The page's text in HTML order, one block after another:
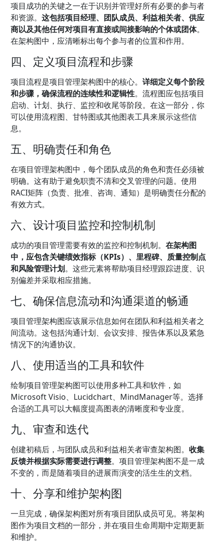
项目成功的关键之一在于识别并管理好所有必要的参与者
和资源。这包括项目经理、团队成员、利益相关者、供应
商以及其他任何对项目有直接或间接影响的个体或团体。
在架构图中，应清晰标出每个参与者的位置和作用。
四、定义项目流程和步骤
项目流程是项目管理架构图中的核心。详细定义每个阶段
和步骤，确保流程的连续性和逻辑性。流程图应包括项目
启动、计划、执行、监控和收尾等阶段。在这一部分，你
可以使用流程图、甘特图或其他图表工具来展示这些信
息。
五、明确责任和角色
在项目管理架构图中，每个团队成员的角色和责任必须被
明确。这有助于避免职责不清和交叉管理的问题。使用
RACI矩阵（负责、批准、咨询、通知）是明确责任分配的
有效方式。
六、设计项目监控和控制机制
成功的项目管理需要有效的监控和控制机制。在架构图
中，应包含关键绩效指标（KPIs）、里程碑、质量控制点
和风险管理计划。这些元素将帮助项目经理跟踪进度、识
别偏差并采取相应措施。
七、确保信息流动和沟通渠道的畅通
项目管理架构图应该展示信息如何在团队和利益相关者之
间流动。这包括沟通计划、会议安排、报告体系以及紧急
情况下的沟通协议。
八、使用适当的工具和软件
绘制项目管理架构图可以使用多种工具和软件，如
Microsoft Visio、Lucidchart、MindManager等。选择
合适的工具可以大幅度提高图表的清晰度和专业度。
九、审查和迭代
创建初稿后，与团队成员和利益相关者审查架构图。收集
反馈并根据实际需要进行调整。项目管理架构图不是一成
不变的，而是随着项目的进展而演变的活生生的文档。
十、分享和维护架构图
一旦完成，确保架构图对所有项目团队成员可见。将架构
图作为项目文档的一部分，并在项目生命周期中定期更新
和维护。